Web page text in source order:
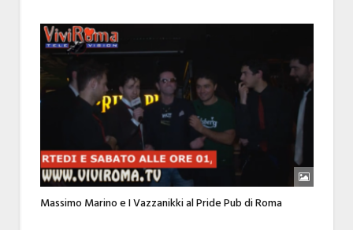
Massimo Marino e I Vazzanikki al Pride Pub di Roma